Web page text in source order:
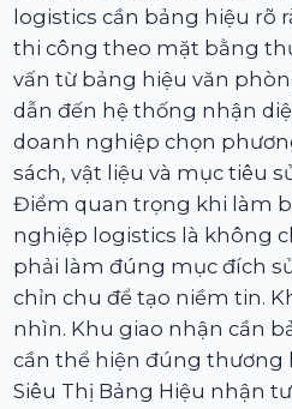
logistics cần bảng hiệu rõ
thi công theo mặt bằng
vấn từ bảng hiệu văn
dẫn đến hệ thống nhận
doanh nghiệp chọn
sách, vật liệu và mục tiêu
Điểm quan trọng khi làm
nghiệp logistics là không
phải làm đúng mục đích
chỉn chu để tạo niềm tin.
nhìn. Khu giao nhận cần
cần thể hiện đúng thương
Siêu Thị Bảng Hiệu nhận